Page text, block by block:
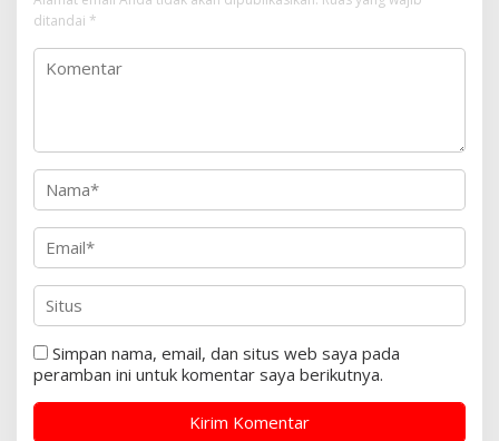
ditandai *
Simpan nama, email, dan situs web saya pada
peramban ini untuk komentar saya berikutnya.